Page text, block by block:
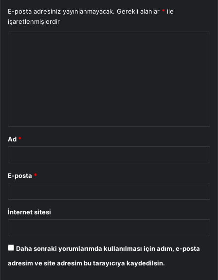
E-posta adresiniz yayınlanmayacak. Gerekli alanlar * ile
işaretlenmişlerdir
Ad *
E-posta *
İnternet sitesi
Daha sonraki yorumlarımda kullanılması için adım, e-posta
adresim ve site adresim bu tarayıcıya kaydedilsin.